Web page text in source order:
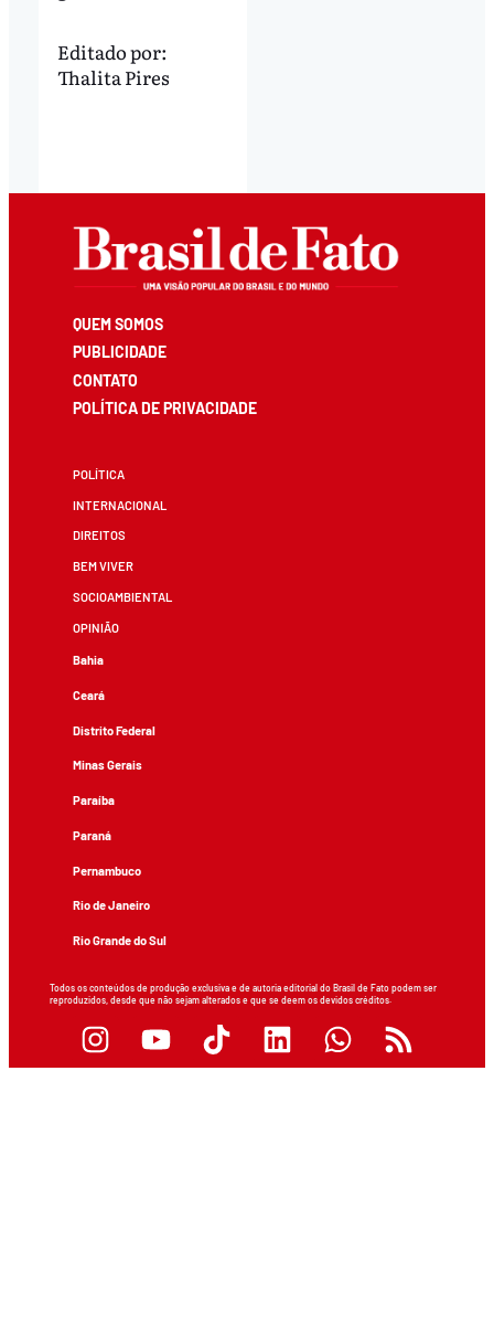
Editado por:
Thalita Pires
QUEM SOMOS
PUBLICIDADE
CONTATO
POLÍTICA DE PRIVACIDADE
POLÍTICA
INTERNACIONAL
DIREITOS
BEM VIVER
SOCIOAMBIENTAL
OPINIÃO
Bahia
Ceará
Distrito Federal
Minas Gerais
Paraíba
Paraná
Pernambuco
Rio de Janeiro
Rio Grande do Sul
Todos os conteúdos de produção exclusiva e de autoria editorial do Brasil de Fato podem ser
reproduzidos, desde que não sejam alterados e que se deem os devidos créditos.